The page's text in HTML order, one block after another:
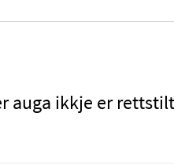
auga ikkje er